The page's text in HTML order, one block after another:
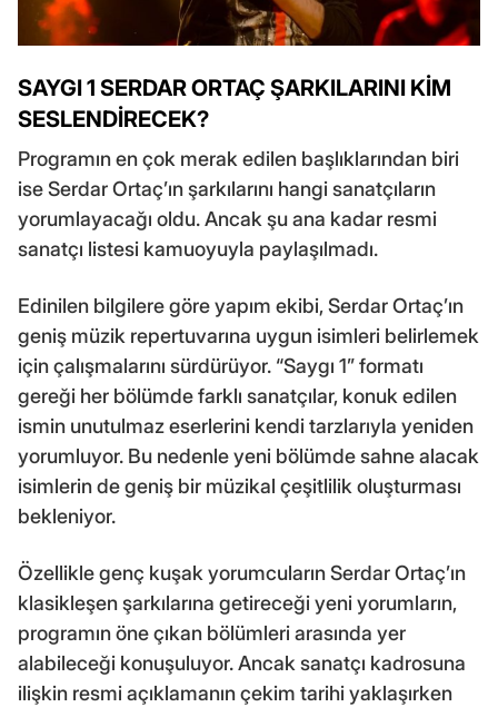
SAYGI 1 SERDAR ORTAÇ ŞARKILARINI KİM
SESLENDİRECEK?
Programın en çok merak edilen başlıklarından biri
ise Serdar Ortaç’ın şarkılarını hangi sanatçıların
yorumlayacağı oldu. Ancak şu ana kadar resmi
sanatçı listesi kamuoyuyla paylaşılmadı.
Edinilen bilgilere göre yapım ekibi, Serdar Ortaç’ın
geniş müzik repertuvarına uygun isimleri belirlemek
için çalışmalarını sürdürüyor. “Saygı 1” formatı
gereği her bölümde farklı sanatçılar, konuk edilen
ismin unutulmaz eserlerini kendi tarzlarıyla yeniden
yorumluyor. Bu nedenle yeni bölümde sahne alacak
isimlerin de geniş bir müzikal çeşitlilik oluşturması
bekleniyor.
Özellikle genç kuşak yorumcuların Serdar Ortaç’ın
klasikleşen şarkılarına getireceği yeni yorumların,
programın öne çıkan bölümleri arasında yer
alabileceği konuşuluyor. Ancak sanatçı kadrosuna
ilişkin resmi açıklamanın çekim tarihi yaklaşırken